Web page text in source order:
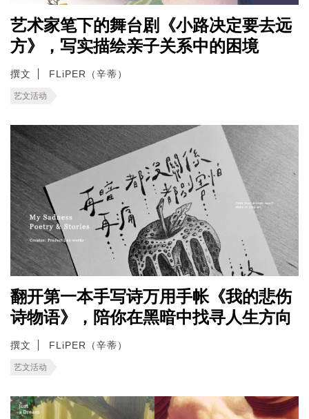
艺术家笔下的舞台剧《小路决定要去远
方》，写实描绘亲子关系中的困境
撰文 FLiPER（辛蒂）
艺文活动
翻开第一本手写诗万用手帐《我的悲伤
诗物语》，陪你在黑暗中找寻人生方向
撰文 FLiPER（辛蒂）
艺文活动